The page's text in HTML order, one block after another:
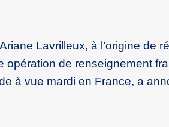
Lavrilleux, à l’origine de
opération de renseignement
à vue mardi en France, a